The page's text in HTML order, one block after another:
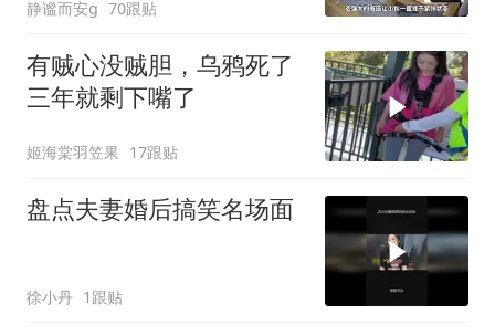
静谧而安g 70跟贴
有贼心没贼胆，乌鸦死了
三年就剩下嘴了
姬海棠羽笠果 17跟贴
盘点夫妻婚后搞笑名场面
徐小丹 1跟贴